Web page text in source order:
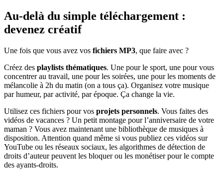
Au-delà du simple téléchargement :
devenez créatif
Une fois que vous avez vos fichiers MP3, que faire avec ?
Créez des playlists thématiques. Une pour le sport, une pour vous
concentrer au travail, une pour les soirées, une pour les moments de
mélancolie à 2h du matin (on a tous ça). Organisez votre musique
par humeur, par activité, par époque. Ça change la vie.
Utilisez ces fichiers pour vos projets personnels. Vous faites des
vidéos de vacances ? Un petit montage pour l’anniversaire de votre
maman ? Vous avez maintenant une bibliothèque de musiques à
disposition. Attention quand même si vous publiez ces vidéos sur
YouTube ou les réseaux sociaux, les algorithmes de détection de
droits d’auteur peuvent les bloquer ou les monétiser pour le compte
des ayants-droits.